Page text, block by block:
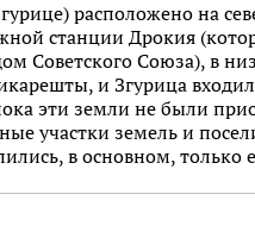
расположено на
станции Дрокия
Советского Союза), в
и Згурица
эти земли не были
участки земель и
в основном, только